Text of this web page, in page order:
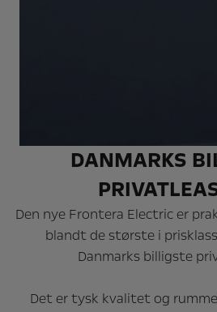
DANMARKS
Den nye Frontera Electric er
blandt de største i
Danmarks billigste
Det er tysk kvalitet og